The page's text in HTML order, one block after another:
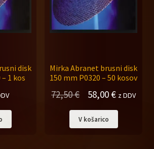
disk
1 kos
Mirka Abranet brusni disk
150 mm P0320 – 50 kosov
72,50€
Izvirna
cena
je
58,00 €Trenutna
cena
je:
z DDV
V košarico